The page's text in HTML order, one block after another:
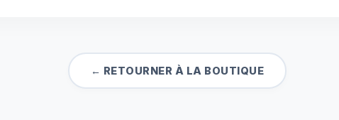
← RETOURNER À LA BOUTIQUE